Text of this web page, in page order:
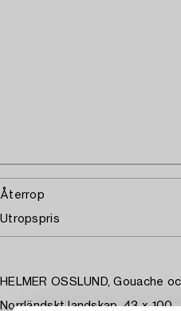
Återrop
Utropspris
HELMER OSSLUND, Gouache
Norrländskt landskap. 43 x 100.